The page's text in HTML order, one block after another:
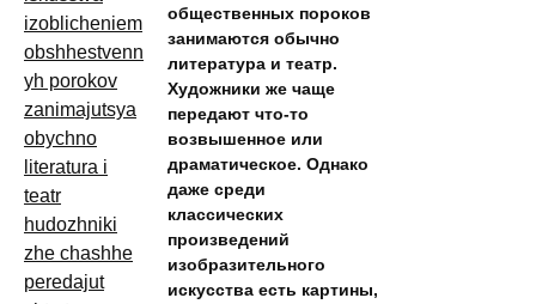
общественных пороков
занимаются обычно
литература и театр.
Художники же чаще
передают что-то
возвышенное или
драматическое. Однако
даже среди
классических
произведений
изобразительного
искусства есть картины,